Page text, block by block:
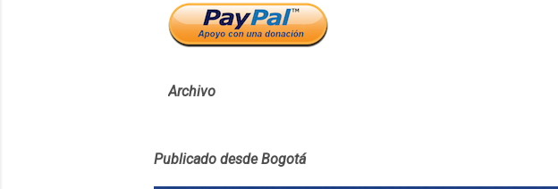
Archivo
Publicado desde Bogotá